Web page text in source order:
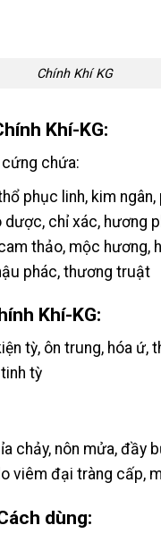
Chính Khí KG
Khí-KG:
chứa:
phục linh, kim
dược, chỉ xác, hương
thảo, mộc hương,
phác, thương truật
Khí-KG:
tỳ, ôn trung, hóa ứ,
tỳ
chảy, nôn mửa, đầy
viêm đại tràng cấp,
dùng: